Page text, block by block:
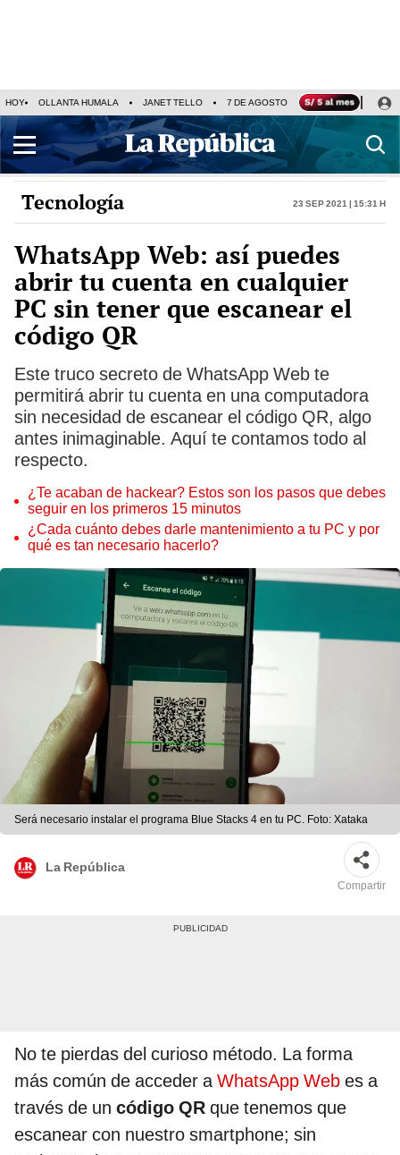
HOY OLLANTA HUMALA JANET TELLO 7 DE AGOSTO TINKA RESULTADOS
Tecnología 23 Sep 2021 | 15:31 h
WhatsApp Web: así puedes
abrir tu cuenta en cualquier
PC sin tener que escanear el
código QR
Este truco secreto de WhatsApp Web te
permitirá abrir tu cuenta en una computadora
sin necesidad de escanear el código QR, algo
antes inimaginable. Aquí te contamos todo al
respecto.
¿Te acaban de hackear? Estos son los pasos que debes
seguir en los primeros 15 minutos
¿Cada cuánto debes darle mantenimiento a tu PC y por
qué es tan necesario hacerlo?
Será necesario instalar el programa Blue Stacks 4 en tu PC. Foto: Xataka
La República
Compartir
No te pierdas del curioso método. La forma
más común de acceder aWhatsApp Web es a
través de un código QR que tenemos que
escanear con nuestro smartphone; sin